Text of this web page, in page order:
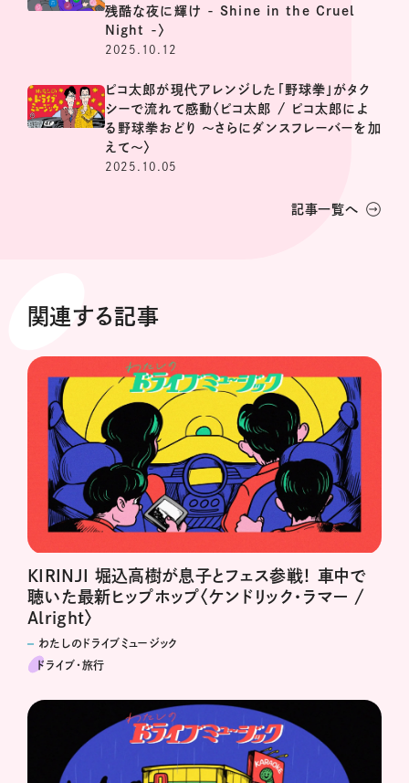
残酷な夜に輝け - Shine in the Cruel
Night -〉
2025.10.12
ピコ太郎が現代アレンジした「野球拳」がタク
シーで流れて感動〈ピコ太郎 / ピコ太郎によ
る野球拳おどり 〜さらにダンスフレーバーを加
えて〜〉
2025.10.05
記事一覧へ
関連する記事
KIRINJI 堀込高樹が息子とフェス参戦！ 車中で
聴いた最新ヒップホップ〈ケンドリック・ラマー /
Alright〉
わたしのドライブミュージック
ドライブ･旅行